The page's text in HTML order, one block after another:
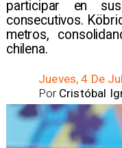
participar en
consecutivos.
metros,
chilena.
Jueves, 4 De
Cristóbal
Por